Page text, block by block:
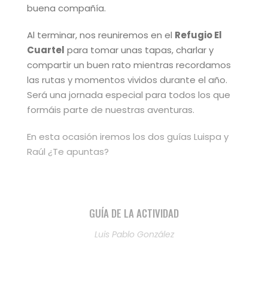
buena compañía.
Al terminar, nos reuniremos en el Refugio El
Cuartel para tomar unas tapas, charlar y
compartir un buen rato mientras recordamos
las rutas y momentos vividos durante el año.
Será una jornada especial para todos los que
formáis parte de nuestras aventuras.
En esta ocasión iremos los dos guías Luispa y
Raúl ¿Te apuntas?
GUÍA DE LA ACTIVIDAD
Luis Pablo González